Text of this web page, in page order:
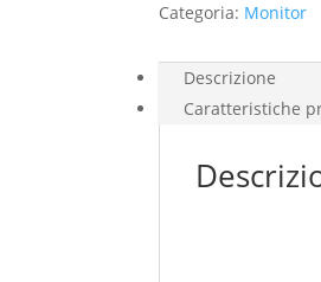
Categoria: Monitor
Descrizione
Caratteristiche